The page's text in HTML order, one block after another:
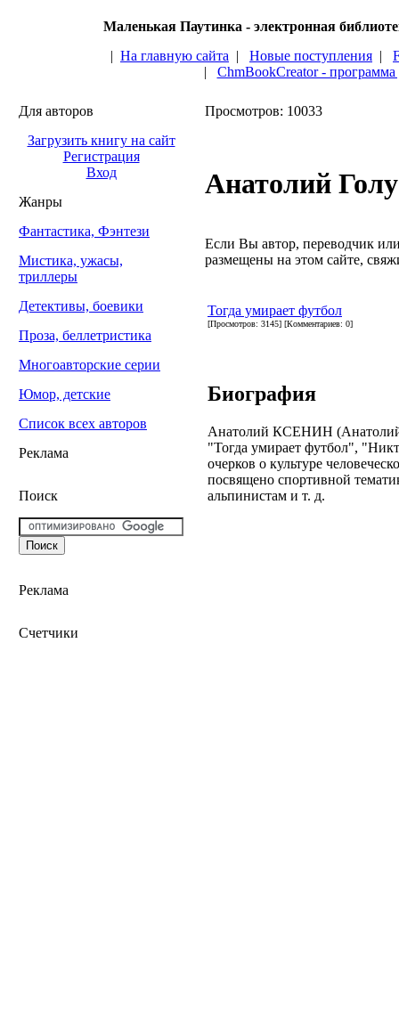
Маленькая Паутинка - электронная
| На главную сайта | Новые поступления |
| ChmBookCreator -
Для авторов
Загрузить книгу на сайт
Регистрация
Вход
Жанры
Фантастика, Фэнтези
Мистика, ужасы,
триллеры
Детективы, боевики
Проза, беллетристика
Многоавторские серии
Юмор, детские
Список всех авторов
Реклама
Поиск
Реклама
Счетчики
Просмотров: 10033
Анатолий
Если Вы автор, переводчик
размещены на этом сайте,
Тогда умирает футбол
[Просмотров: 3145] [Комментариев: 0]
Биография
Анатолий КСЕНИН (Анатолий
"Тогда умирает футбол",
очерков о культуре
посвящено спортивной
альпинистам и т. д.